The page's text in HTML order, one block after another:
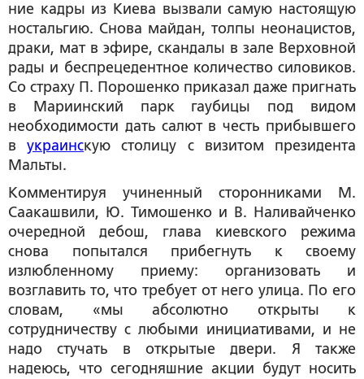
ние кадры из Киева вызвали самую настоящую
ностальгию. Снова майдан, толпы неонацистов,
драки, мат в эфире, скандалы в зале Верховной
рады и беспрецедентное количество силовиков.
Со страху П. Порошенко приказал даже пригнать
в Мариинский парк гаубицы под видом
необходимости дать салют в честь прибывшего
вукраинскую столицу с визитом президента
Мальты.
Комментируя учиненный сторонниками М.
Саакашвили, Ю. Тимошенко и В. Наливайченко
очередной дебош, глава киевского режима
снова попытался прибегнуть к своему
излюбленному приему: организовать и
возглавить то, что требует от него улица. По его
словам, «мы абсолютно открыты к
сотрудничеству с любыми инициативами, и не
надо стучать в открытые двери. Я также
надеюсь, что сегодняшние акции будут носить